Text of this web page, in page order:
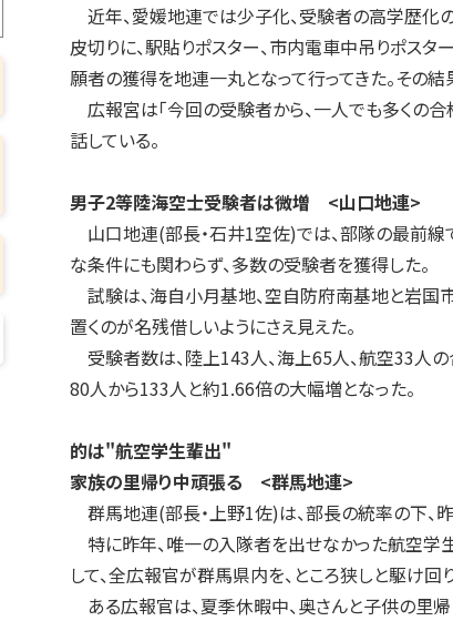
近年、愛媛地連では少子化、受験者の高学歴化
皮切りに、駅貼りポスター、市内電車中吊りポス
願者の獲得を地連一丸となって行ってきた。その結
広報宮は「今回の受験者から、一人でも多くの合
話している。
男子2等陸海空士受験者は微増 <山口地連>
山口地連(部長・石井1空佐)では、部隊の最前
な条件にも関わらず、多数の受験者を獲得した。
試験は、海自小月基地、空自防府南基地と岩国
置くのが名残借しいようにさえ見えた。
受験者数は、陸上143人、海上65人、航空33人
80人から133人と約1.66倍の大幅増となった。
的は"航空学生輩出"
家族の里帰り中頑張る <群馬地連>
群馬地連(部長・上野1佐)は、部長の統率の下、
特に昨年、唯一の入隊者を出せなかった航空学
して、全広報官が群馬県内を、ところ狭しと駆け回
ある広報官は、夏季休暇中、奥さんと子供の里